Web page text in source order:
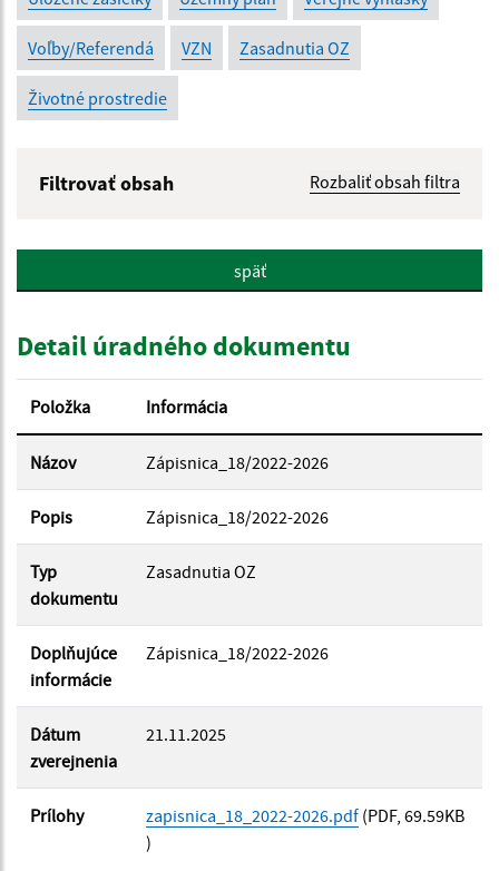
Voľby/Referendá VZN Zasadnutia OZ
Životné prostredie
Filtrovať obsah Rozbaliť obsah filtra
Popis:
Dátum zverejnenia od:
Dátum zverejnenia do:
Filtrovať Reset
späť
Detail úradného dokumentu
Položka Informácia
Názov Zápisnica_18/2022-2026
Popis Zápisnica_18/2022-2026
Typ
dokumentu
Zasadnutia OZ
Doplňujúce
informácie
Zápisnica_18/2022-2026
Dátum
zverejnenia
21.11.2025
Prílohy zapisnica_18_2022-2026.pdf (PDF, 69.59KB
)